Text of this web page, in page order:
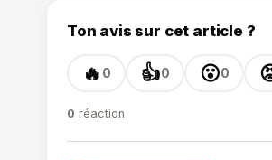
Ton avis sur cet article ?
🔥 0 👍0 😮0
0 réaction